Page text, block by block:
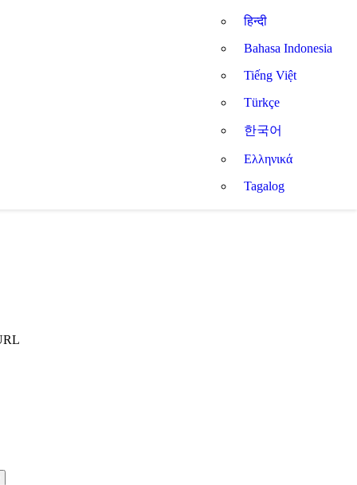
हिन्दी
Bahasa Indonesia
Tiếng Việt
Türkçe
한국어
Ελληνικά
Tagalog